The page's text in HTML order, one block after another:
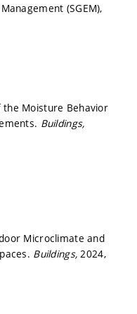
(SGEM),
the Moisture Behavior
Buildings,
Microclimate and
Buildings, 2024,